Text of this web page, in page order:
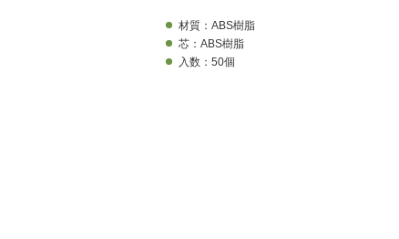
材質：ABS樹脂
芯：ABS樹脂
入数：50個